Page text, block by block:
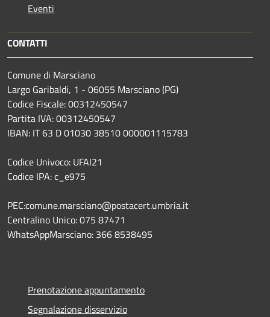
Eventi
CONTATTI
Comune di Marsciano
Largo Garibaldi, 1 - 06055 Marsciano (PG)
Codice Fiscale: 00312450547
Partita IVA: 00312450547
IBAN: IT 63 D 01030 38510 000001115783
Codice Univoco: UFAI21
Codice IPA: c_e975
PEC:comune.marsciano@postacert.umbria.it
Centralino Unico: 075 87471
WhatsAppMarsciano: 366 8538495
Prenotazione appuntamento
Segnalazione disservizio